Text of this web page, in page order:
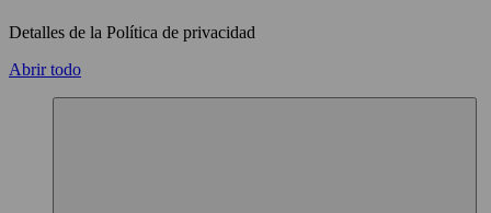
Detalles de la Política de privacidad
Abrir todo